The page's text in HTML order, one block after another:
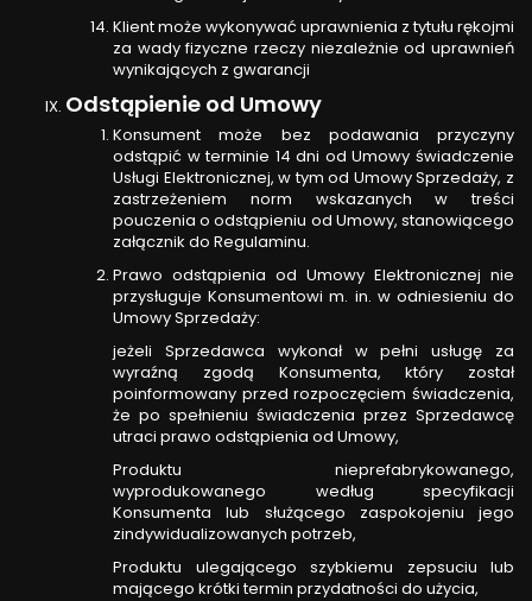
Klient może wykonywać uprawnienia z tytułu rękojmi
za wady fizyczne rzeczy niezależnie od uprawnień
wynikających z gwarancji
Odstąpienie od Umowy
Konsument może bez podawania przyczyny
odstąpić w terminie 14 dni od Umowy świadczenie
Usługi Elektronicznej, w tym od Umowy Sprzedaży, z
zastrzeżeniem norm wskazanych w treści
pouczenia o odstąpieniu od Umowy, stanowiącego
załącznik do Regulaminu.
Prawo odstąpienia od Umowy Elektronicznej nie
przysługuje Konsumentowi m. in. w odniesieniu do
Umowy Sprzedaży:
jeżeli Sprzedawca wykonał w pełni usługę za
wyraźną zgodą Konsumenta, który został
poinformowany przed rozpoczęciem świadczenia,
że po spełnieniu świadczenia przez Sprzedawcę
utraci prawo odstąpienia od Umowy,
Produktu nieprefabrykowanego,
wyprodukowanego według specyfikacji
Konsumenta lub służącego zaspokojeniu jego
zindywidualizowanych potrzeb,
Produktu ulegającego szybkiemu zepsuciu lub
mającego krótki termin przydatności do użycia,